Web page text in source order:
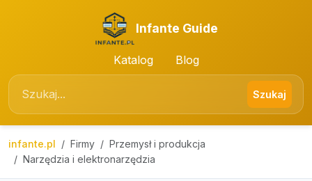
Infante Guide
Katalog Blog
Szukaj
infante.pl Firmy
Przemysł i produkcja
Narzędzia i elektronarzędzia